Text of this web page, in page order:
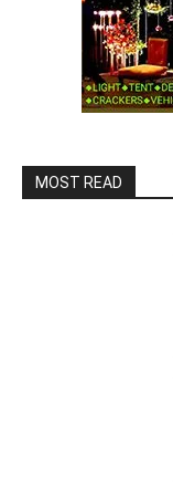
MOST READ